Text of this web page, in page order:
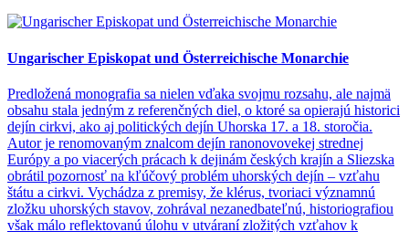
Ungarischer Episkopat und Österreichische Monarchie
Predložená monografia sa nielen vďaka svojmu rozsahu, ale najmä
obsahu stala jedným z referenčných diel, o ktoré sa opierajú historici
dejín cirkvi, ako aj politických dejín Uhorska 17. a 18. storočia.
Autor je renomovaným znalcom dejín ranonovovekej strednej
Európy a po viacerých prácach k dejinám českých krajín a Sliezska
obrátil pozornosť na kľúčový problém uhorských dejín – vzťahu
štátu a cirkvi. Vychádza z premisy, že klérus, tvoriaci významnú
zložku uhorských stavov, zohrával nezanedbateľnú, historiografiou
však málo reflektovanú úlohu v utváraní zložitých vzťahov k